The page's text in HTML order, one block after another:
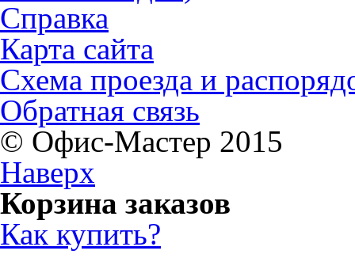
Справка
Карта сайта
Схема проезда и
Обратная связь
© Офис-Мастер 2015
Наверх
Корзина заказов
Как купить?